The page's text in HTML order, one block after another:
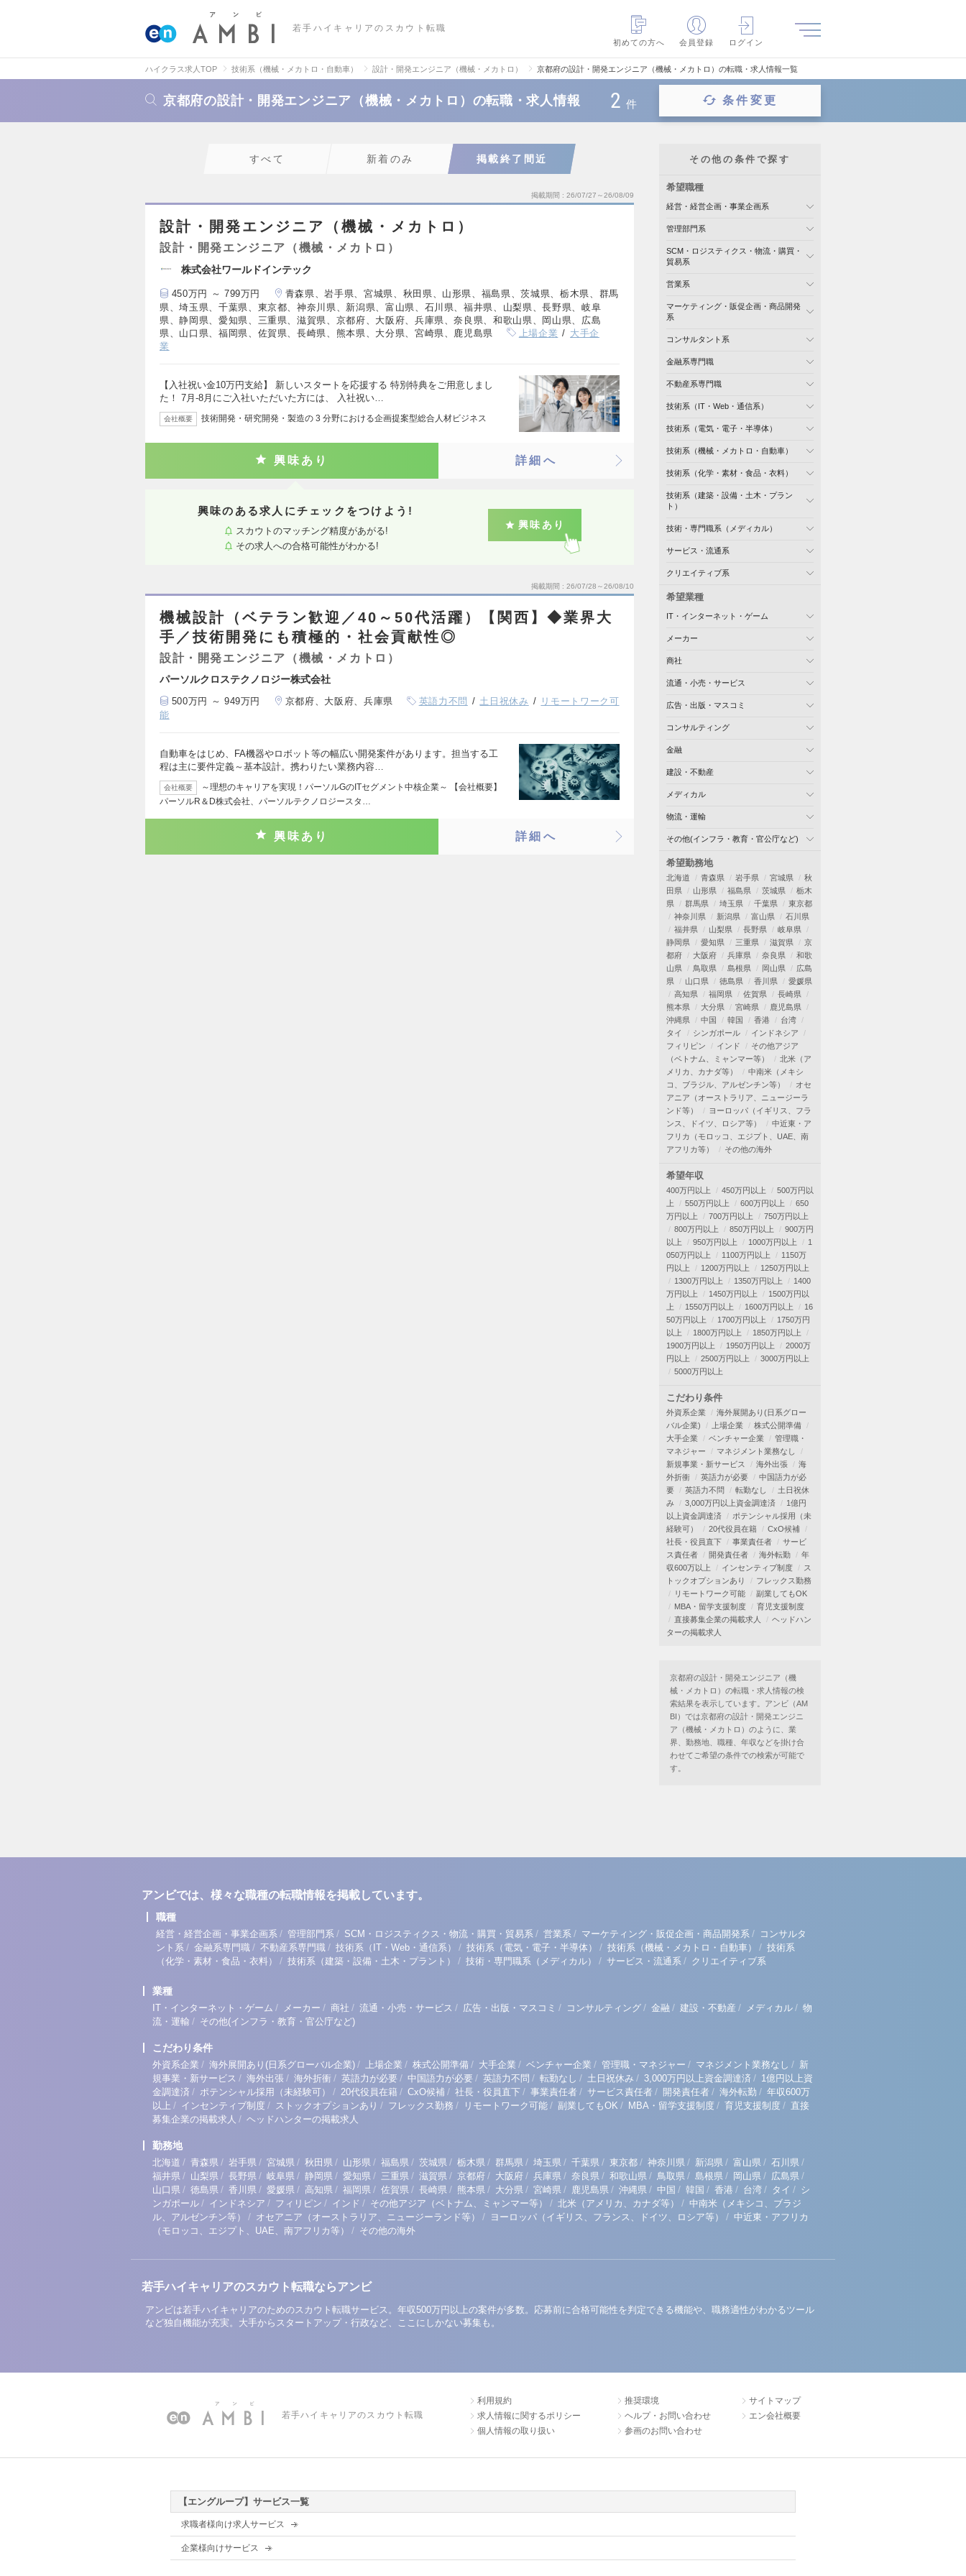
若手ハイキャリアのスカウト転職
初めての方へ
会員登録 ログイン
ハイクラス求人TOP 技術系（機械・メカトロ・自動車） 設計・開発エンジニア（機械・メカトロ） 京都府の設計・開発エンジニア（機械・メカトロ）の転職・求人情報一覧
京都府の設計・開発エンジニア（機械・メカトロ）の転職・求人情報 2 件 条件変更
すべて 新着のみ 掲載終了間近
掲載期間 26/07/27～26/08/09
設計・開発エンジニア（機械・メカトロ）
設計・開発エンジニア（機械・メカトロ）
株式会社ワールドインテック
450万円 ～ 799万円
青森県、岩手県、宮城県、秋田県、山形県、福島県、茨城県、栃木県、群馬
県、埼玉県、千葉県、東京都、神奈川県、新潟県、富山県、石川県、福井県、山梨県、長野県、岐阜
県、静岡県、愛知県、三重県、滋賀県、京都府、大阪府、兵庫県、奈良県、和歌山県、岡山県、広島
県、山口県、福岡県、佐賀県、長崎県、熊本県、大分県、宮崎県、鹿児島県
上場企業
大手企
業
【入社祝い金10万円支給】 新しいスタートを応援する 特別特典をご用意しまし
た！ 7月-8月にご入社いただいた方には、 入社祝い…
会社概要 技術開発・研究開発・製造の 3 分野における企画提案型総合人材ビジネス
興味あり 詳細へ
興味のある求人にチェックをつけよう!
スカウトのマッチング精度があがる!
その求人への合格可能性がわかる!
興味あり
掲載期間 26/07/28～26/08/10
機械設計（ベテラン歓迎／40～50代活躍）【関西】◆業界大
手／技術開発にも積極的・社会貢献性◎
設計・開発エンジニア（機械・メカトロ）
パーソルクロステクノロジー株式会社
500万円 ～ 949万円 京都府、大阪府、兵庫県 英語力不問 土日祝休み
リモートワーク可
能
自動車をはじめ、FA機器やロボット等の幅広い開発案件があります。担当する工
程は主に要件定義～基本設計。携わりたい業務内容…
会社概要
～理想のキャリアを実現！パーソルGのITセグメント中核企業～ 【会社概要】
パーソルR＆D株式会社、パーソルテクノロジースタ…
興味あり 詳細へ
その他の条件で探す
希望職種
経営・経営企画・事業企画系
管理部門系
SCM・ロジスティクス・物流・購買・
貿易系
営業系
マーケティング・販促企画・商品開発
系
コンサルタント系
金融系専門職
不動産系専門職
技術系（IT・Web・通信系）
技術系（電気・電子・半導体）
技術系（機械・メカトロ・自動車）
技術系（化学・素材・食品・衣料）
技術系（建築・設備・土木・プラン
ト）
技術・専門職系（メディカル）
サービス・流通系
クリエイティブ系
希望業種
IT・インターネット・ゲーム
メーカー
商社
流通・小売・サービス
広告・出版・マスコミ
コンサルティング
金融
建設・不動産
メディカル
物流・運輸
その他(インフラ・教育・官公庁など)
希望勤務地
北海道 青森県 岩手県 宮城県
秋
田県
山形県 福島県 茨城県
栃木
県
群馬県 埼玉県 千葉県
東京都
神奈川県
新潟県 富山県
石川県
福井県
山梨県 長野県
岐阜県
静岡県
愛知県 三重県 滋賀県
京
都府
大阪府 兵庫県 奈良県
和歌
山県
鳥取県 島根県 岡山県
広島
県
山口県 徳島県 香川県
愛媛県
高知県
福岡県 佐賀県
長崎県
熊本県
大分県 宮崎県
鹿児島県
沖縄県
中国 韓国 香港
台湾
タイ
シンガポール
インドネシア
フィリピン
インド
その他アジア
（ベトナム、ミャンマー等）
北米（ア
メリカ、カナダ等）
中南米（メキシ
コ、ブラジル、アルゼンチン等）
オセ
アニア（オーストラリア、ニュージーラ
ンド等）
ヨーロッパ（イギリス、フラ
ンス、ドイツ、ロシア等）
中近東・ア
フリカ（モロッコ、エジプト、UAE、南
アフリカ等）
その他の海外
希望年収
400万円以上 450万円以上
500万円以
上
550万円以上 600万円以上
650
万円以上
700万円以上
750万円以上
800万円以上
850万円以上
900万円
以上
950万円以上 1000万円以上
1
050万円以上
1100万円以上
1150万
円以上
1200万円以上
1250万円以上
1300万円以上
1350万円以上
1400
万円以上
1450万円以上
1500万円以
上
1550万円以上 1600万円以上
16
50万円以上
1700万円以上
1750万円
以上
1800万円以上
1850万円以上
1900万円以上
1950万円以上
2000万
円以上
2500万円以上
3000万円以上
5000万円以上
こだわり条件
外資系企業
海外展開あり(日系グロー
バル企業)
上場企業
株式公開準備
大手企業
ベンチャー企業
管理職・
マネジャー
マネジメント業務なし
新規事業・新サービス
海外出張
海
外折衝
英語力が必要
中国語力が必
要
英語力不問 転勤なし
土日祝休
み
3,000万円以上資金調達済
1億円
以上資金調達済
ポテンシャル採用（未
経験可）
20代役員在籍
CxO候補
社長・役員直下
事業責任者
サービ
ス責任者
開発責任者 海外転勤
年
収600万以上
インセンティブ制度
ス
トックオプションあり
フレックス勤務
リモートワーク可能
副業してもOK
MBA・留学支援制度
育児支援制度
直接募集企業の掲載求人
ヘッドハン
ターの掲載求人
京都府の設計・開発エンジニア（機
械・メカトロ）の転職・求人情報の検
索結果を表示しています。アンビ（AM
BI）では京都府の設計・開発エンジニ
ア（機械・メカトロ）のように、業
界、勤務地、職種、年収などを掛け合
わせてご希望の条件での検索が可能で
す。
アンビでは、様々な職種の転職情報を掲載しています。
職種
経営・経営企画・事業企画系 / 管理部門系 / SCM・ロジスティクス・物流・購買・貿易系 / 営業系 / マーケティング・販促企画・商品開発系 / コンサルタ
ント系 / 金融系専門職 / 不動産系専門職 / 技術系（IT・Web・通信系） / 技術系（電気・電子・半導体） / 技術系（機械・メカトロ・自動車） / 技術系
（化学・素材・食品・衣料）
/ 技術系（建築・設備・土木・プラント） / 技術・専門職系（メディカル） / サービス・流通系 / クリエイティブ系
業種
IT・インターネット・ゲーム / メーカー / 商社 / 流通・小売・サービス / 広告・出版・マスコミ / コンサルティング / 金融 / 建設・不動産 / メディカル / 物
流・運輸 / その他(インフラ・教育・官公庁など)
こだわり条件
外資系企業 / 海外展開あり(日系グローバル企業) / 上場企業 / 株式公開準備 / 大手企業 / ベンチャー企業 / 管理職・マネジャー / マネジメント業務なし / 新
規事業・新サービス / 海外出張 / 海外折衝 / 英語力が必要 / 中国語力が必要 / 英語力不問 / 転勤なし / 土日祝休み / 3,000万円以上資金調達済 / 1億円以上資
金調達済 / ポテンシャル採用（未経験可） / 20代役員在籍 / CxO候補 / 社長・役員直下 / 事業責任者 / サービス責任者 / 開発責任者 / 海外転勤 / 年収600万
以上 / インセンティブ制度 / ストックオプションあり / フレックス勤務 / リモートワーク可能 / 副業してもOK / MBA・留学支援制度 / 育児支援制度 / 直接
募集企業の掲載求人 / ヘッドハンターの掲載求人
勤務地
北海道 / 青森県 / 岩手県 / 宮城県 / 秋田県 / 山形県 / 福島県 / 茨城県 / 栃木県 / 群馬県 / 埼玉県 / 千葉県 / 東京都 / 神奈川県 / 新潟県 / 富山県 / 石川県 /
福井県 / 山梨県 / 長野県 / 岐阜県 / 静岡県 / 愛知県 / 三重県 / 滋賀県 / 京都府 / 大阪府 / 兵庫県 / 奈良県 / 和歌山県 / 鳥取県 / 島根県 / 岡山県 / 広島県 /
山口県 / 徳島県 / 香川県 / 愛媛県 / 高知県 / 福岡県 / 佐賀県 / 長崎県 / 熊本県 / 大分県 / 宮崎県 / 鹿児島県 / 沖縄県 / 中国 / 韓国 / 香港 / 台湾 / タイ / シ
ンガポール / インドネシア / フィリピン / インド / その他アジア（ベトナム、ミャンマー等） / 北米（アメリカ、カナダ等） / 中南米（メキシコ、ブラジ
ル、アルゼンチン等）
/ オセアニア（オーストラリア、ニュージーランド等） / ヨーロッパ（イギリス、フランス、ドイツ、ロシア等） / 中近東・アフリカ
（モロッコ、エジプト、UAE、南アフリカ等）
/ その他の海外
若手ハイキャリアのスカウト転職ならアンビ
アンビは若手ハイキャリアのためのスカウト転職サービス。年収500万円以上の案件が多数。応募前に合格可能性を判定できる機能や、職務適性がわかるツール
など独自機能が充実。大手からスタートアップ・行政など、ここにしかない募集も。
若手ハイキャリアのスカウト転職
利用規約
求人情報に関するポリシー
個人情報の取り扱い
推奨環境
ヘルプ・お問い合わせ
参画のお問い合わせ
サイトマップ
エン会社概要
【エングループ】サービス一覧
求職者様向け求人サービス
企業様向けサービス